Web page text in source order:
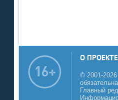
О ПРОЕКТЕ
© 2001-
Главный